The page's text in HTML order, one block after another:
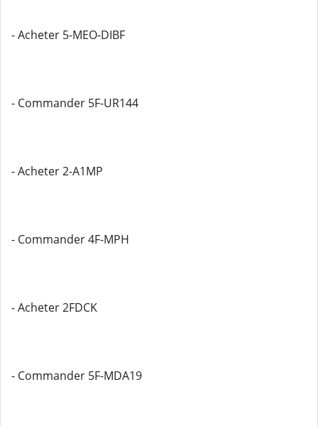
- Acheter 5-MEO-DIBF
- Commander 5F-UR144
- Acheter 2-A1MP
- Commander 4F-MPH
- Acheter 2FDCK
- Commander 5F-MDA19